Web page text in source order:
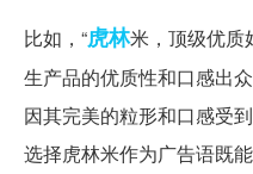
比如，“虎林米，顶级优质
生产品的优质性和口感出
因其完美的粒形和口感受
选择虎林米作为广告语既